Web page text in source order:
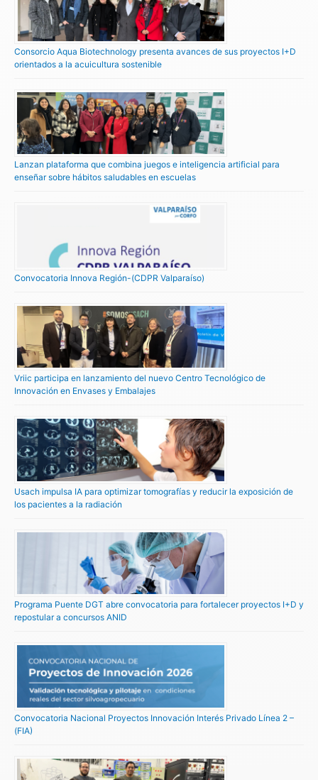
Consorcio Aqua Biotechnology presenta avances de sus proyectos I+D
orientados a la acuicultura sostenible
Lanzan plataforma que combina juegos e inteligencia artificial para
enseñar sobre hábitos saludables en escuelas
Convocatoria Innova Región-(CDPR Valparaíso)
Vriic participa en lanzamiento del nuevo Centro Tecnológico de
Innovación en Envases y Embalajes
Usach impulsa IA para optimizar tomografías y reducir la exposición de
los pacientes a la radiación
Programa Puente DGT abre convocatoria para fortalecer proyectos I+D y
repostular a concursos ANID
Convocatoria Nacional Proyectos Innovación Interés Privado Línea 2 –
(FIA)